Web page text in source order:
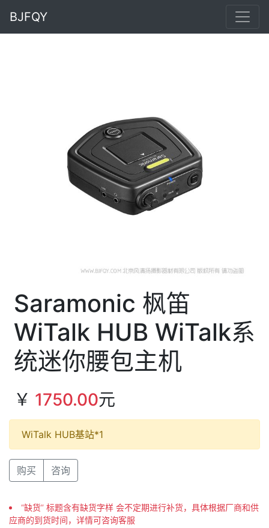
BJFQY
Saramonic 枫笛
WiTalk HUB WiTalk系
统迷你腰包主机
￥ 1750.00元
WiTalk HUB基站*1
购买 咨询
“缺货” 标题含有缺货字样 会不定期进行补货，具体根据厂商和供
应商的到货时间，详情可咨询客服